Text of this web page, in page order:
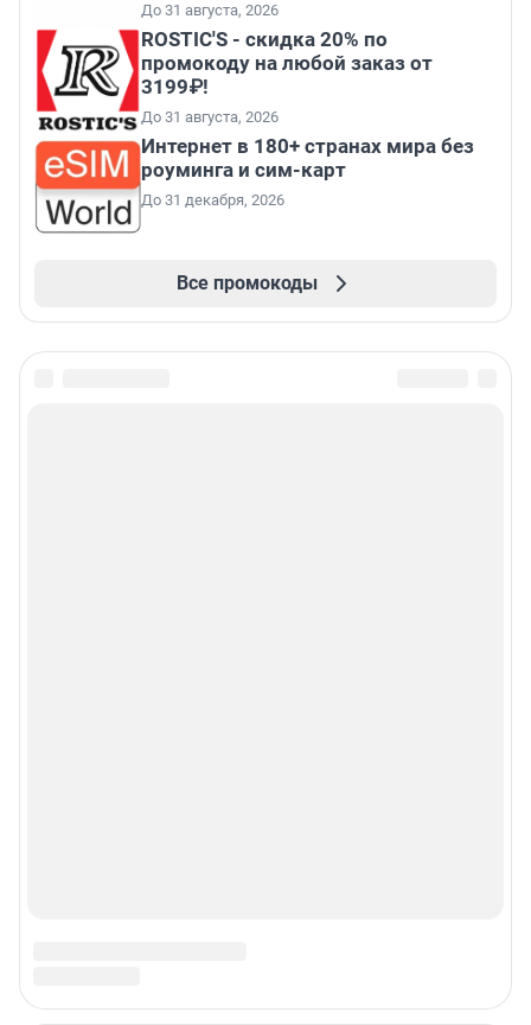
До 31 августа, 2026
ROSTIC'S - скидка 20% по
промокоду на любой заказ от
3199₽!
До 31 августа, 2026
Интернет в 180+ странах мира без
роуминга и сим-карт
До 31 декабря, 2026
Все промокоды